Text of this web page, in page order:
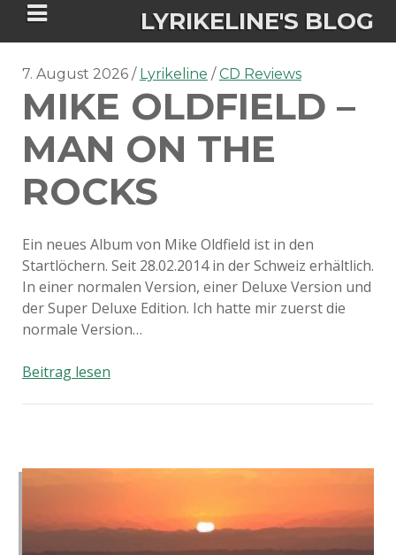
LYRIKELINE'S BLOG
Tania Morgan's Blog über alles, was
sie im Leben bewegt.
ÜBER DIE AUTORIN
IGASHO UND CHIMALIS KAYA
NIEMALS FÜR IMMER (ROMAN)
BÜCHERSHOPS
DATENSCHUTZERKLÄRUNG
7. August 2026 Lyrikeline CD Reviews
MIKE OLDFIELD –
MAN ON THE
ROCKS
Ein neues Album von Mike Oldfield ist in den
Startlöchern. Seit 28.02.2014 in der Schweiz erhältlich.
In einer normalen Version, einer Deluxe Version und
der Super Deluxe Edition. Ich hatte mir zuerst die
normale Version…
Beitrag lesenMike